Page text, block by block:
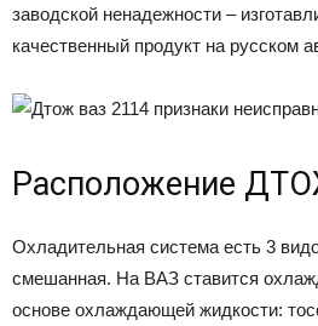
заводской ненадежности –
качественный продукт на русском
Расположение
Охладительная система есть 3
смешанная. На ВАЗ ставится
основе охлаждающей жидкости: